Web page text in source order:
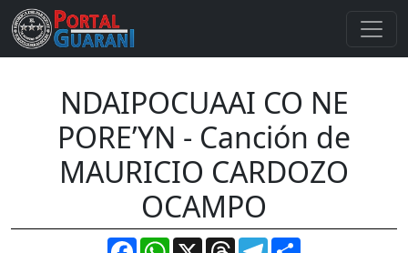
NDAIPOCUAAI CO NE
PORE’YN - Canción de
MAURICIO CARDOZO
OCAMPO
FacebookWhatsApp
X ThreadsTelegram